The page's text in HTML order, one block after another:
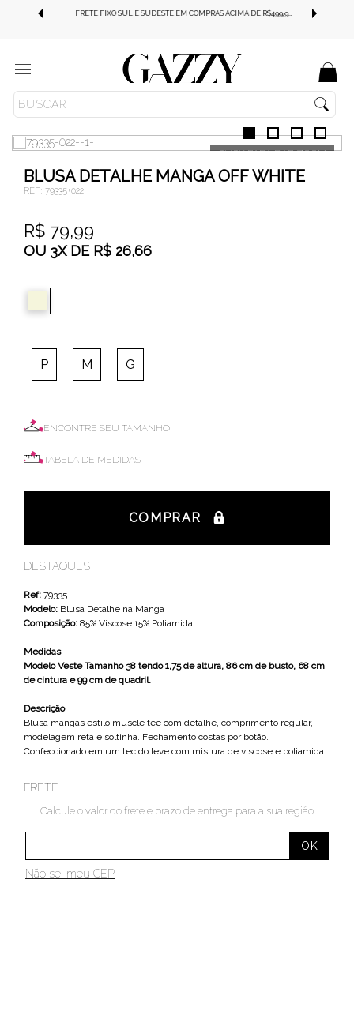
FRETE FIXO SUL E SUDESTE EM COMPRAS ACIMA DE R$499,99!
Menu BLUSAS BLUSAS
BLUSA DETALHE MANGA OFF WHITE
REF.: 79335+022
R$ 79,99
OU 3XDE R$ 26,66
P M G
ENCONTRE SEU TAMANHO
TABELA DE MEDIDAS
COMPRAR
DESTAQUES
Ref: 79335
Modelo: Blusa Detalhe na Manga
Composição: 85% Viscose 15% Poliamida
Medidas
Modelo Veste Tamanho 38 tendo 1,75 de altura, 86 cm de busto, 68 cm
de cintura e 99 cm de quadril.
Descrição
Blusa mangas estilo muscle tee com detalhe, comprimento regular,
modelagem reta e soltinha. Fechamento costas por botão.
Confeccionado em um tecido leve com mistura de viscose e poliamida.
FRETE
Calcule o valor do frete e prazo de entrega para a sua região
Não sei meu CEP